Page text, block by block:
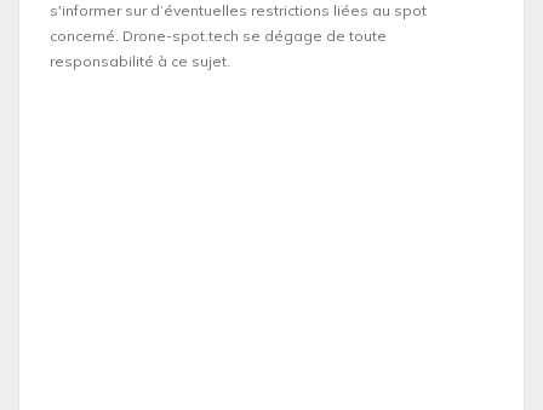
s'informer sur d’éventuelles restrictions liées au spot
concerné. Drone-spot.tech se dégage de toute
responsabilité à ce sujet.